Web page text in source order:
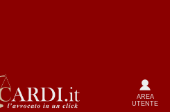
AREA
UTENTE